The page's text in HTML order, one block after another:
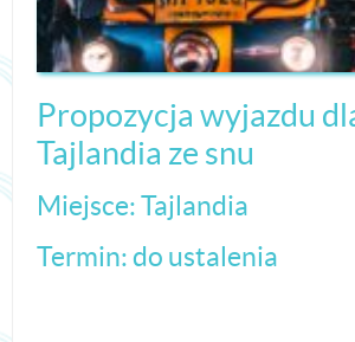
Propozycja wyjazdu
Tajlandia ze snu
Miejsce: Tajlandia
Termin: do ustalenia